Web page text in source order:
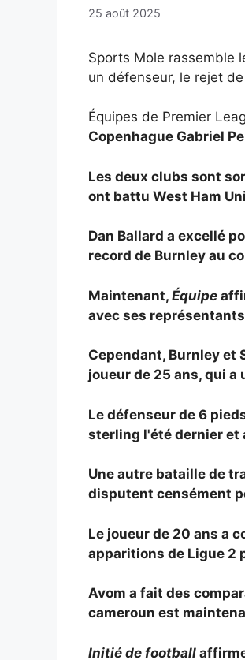
25 août 2025
Sports Mole rassemble
un défenseur, le rejet
Équipes de Premier
Copenhague Gabriel
Les deux clubs sont
ont battu West Ham
Dan Ballard a excellé
record de Burnley au
Maintenant, Équipe
avec ses
Cependant, Burnley et
joueur de 25 ans, qui
Le défenseur de 6
sterling l'été dernier et
Une autre bataille de
disputent censément
Le joueur de 20 ans a
apparitions de Ligue 2
Avom a fait des
cameroun est
Initié de football